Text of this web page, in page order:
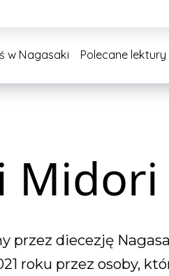
w Nagasaki Polecane lektury
przez diecezję
roku przez osoby,